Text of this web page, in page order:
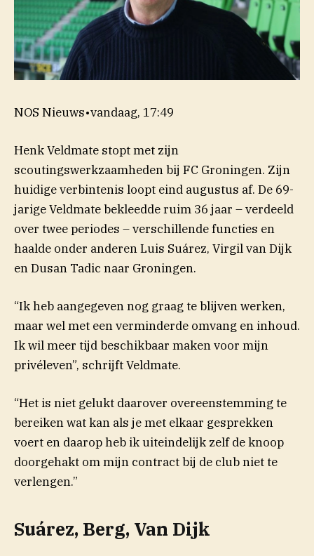
NOS Nieuws•vandaag, 17:49
Henk Veldmate stopt met zijn
scoutingswerkzaamheden bij FC Groningen. Zijn
huidige verbintenis loopt eind augustus af. De 69-
jarige Veldmate bekleedde ruim 36 jaar – verdeeld
over twee periodes – verschillende functies en
haalde onder anderen Luis Suárez, Virgil van Dijk
en Dusan Tadic naar Groningen.
“Ik heb aangegeven nog graag te blijven werken,
maar wel met een verminderde omvang en inhoud.
Ik wil meer tijd beschikbaar maken voor mijn
privéleven”, schrijft Veldmate.
“Het is niet gelukt daarover overeenstemming te
bereiken wat kan als je met elkaar gesprekken
voert en daarop heb ik uiteindelijk zelf de knoop
doorgehakt om mijn contract bij de club niet te
verlengen.”
Suárez, Berg, Van Dijk